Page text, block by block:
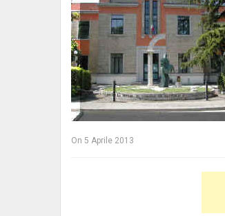
On 5 Aprile 2013